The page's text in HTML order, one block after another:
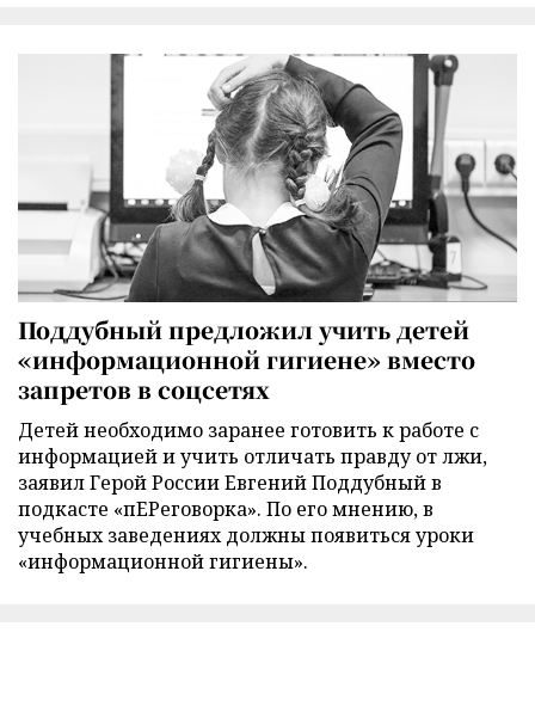
Поддубный предложил учить детей
«информационной гигиене» вместо
запретов в соцсетях
Детей необходимо заранее готовить к работе с
информацией и учить отличать правду от лжи,
заявил Герой России Евгений Поддубный в
подкасте «пЕРеговорка». По его мнению, в
учебных заведениях должны появиться уроки
«информационной гигиены».